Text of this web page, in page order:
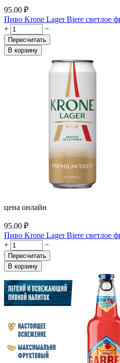
95.00 ₽
Пиво Krone Lager Biere светлое
+
−
Пересчитать
В корзину
цена онлайн
95.00 ₽
Пиво Krone Lager Biere светлое
+
−
Пересчитать
В корзину